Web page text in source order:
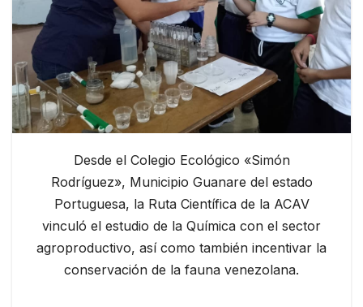
Desde el Colegio Ecológico «Simón
Rodríguez», Municipio Guanare del estado
Portuguesa, la Ruta Científica de la ACAV
vinculó el estudio de la Química con el sector
agroproductivo, así como también incentivar la
conservación de la fauna venezolana.